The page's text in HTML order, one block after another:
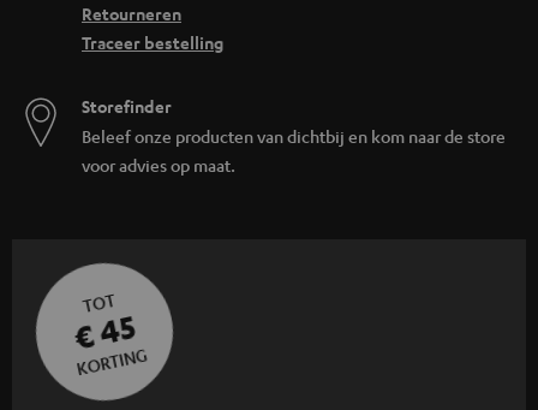
Retourneren
Traceer bestelling
Storefinder
Beleef onze producten van dichtbij en kom naar de store
voor advies op maat.
TOT
€ 45
KORTING